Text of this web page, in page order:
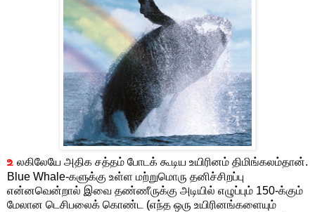
உ லகிலேயே அதிக சத்தம் போடக் கூடிய உயிரினம் திமிங்கலம்தான்.
Blue Whale-களுக்கு உள்ள மற்றுமொரு தனிச்சிறப்பு
என்னவென்றால் இவை தண்ணீருக்கு அடியில் எழுப்பும் 150-க்கும்
மேலான டெசிபலைக் கொண்ட (எந்த ஒரு உயிரினங்களையும்